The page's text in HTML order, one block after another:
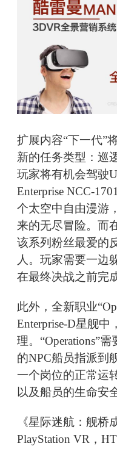
扩展内容“下一代”
新的任务类型：巡
玩家将有机会驾驶
Enterprise NCC-
个太空中自由漫游
来的无尽冒险。而
该系列粉丝最爱
人。玩家需要一边
在最终决战之前完
此外，全新职业
Enterprise-D星舰
理。“Operations”
的NPC船员指派到
一个岗位的正常运
以及船员的生命安
《星际迷航：舰桥
PlayStation VR，